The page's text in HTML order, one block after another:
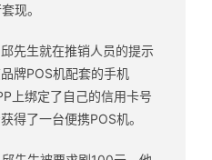
现。
先生就在推销人员的提示
牌POS机配套的手机
上绑定了自己的信用卡号
得了一台便携POS机。